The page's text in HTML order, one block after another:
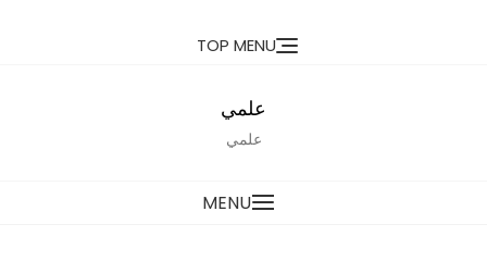
TOP MENU
علمي
علمي
MENU